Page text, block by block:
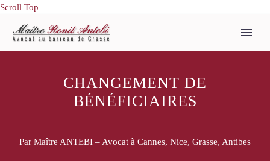
Scroll Top
CHANGEMENT DE
BÉNÉFICIAIRES
Par Maître ANTEBI – Avocat à Cannes, Nice, Grasse, Antibes